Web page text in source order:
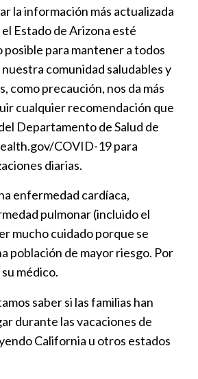
la información más actualizada
Estado de Arizona esté
posible para mantener a todos
comunidad saludables y
como precaución, nos da más
cualquier recomendación que
Departamento de Salud de
COVID-19 para
diarias.
enfermedad cardíaca,
pulmonar (incluido el
mucho cuidado porque se
población de mayor riesgo. Por
médico.
saber si las familias han
durante las vacaciones de
California u otros estados